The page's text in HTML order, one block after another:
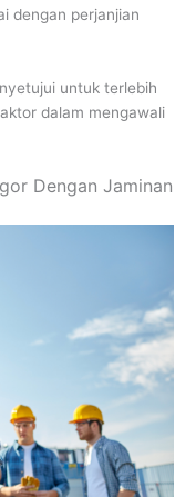
dengan perjanjian
untuk terlebih
dalam mengawali
Dengan Jaminan